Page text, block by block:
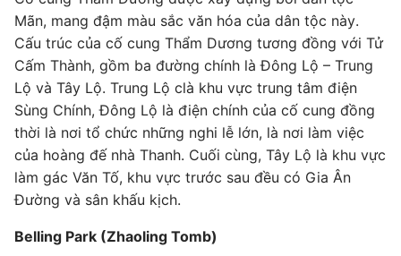
Mãn, mang đậm màu sắc văn hóa của dân tộc này.
Cấu trúc của cố cung Thẩm Dương tương đồng với Tử
Cấm Thành, gồm ba đường chính là Đông Lộ – Trung
Lộ và Tây Lộ. Trung Lộ clà khu vực trung tâm điện
Sùng Chính, Đông Lộ là điện chính của cố cung đồng
thời là nơi tổ chức những nghi lễ lớn, là nơi làm việc
của hoàng đế nhà Thanh. Cuối cùng, Tây Lộ là khu vực
làm gác Văn Tố, khu vực trước sau đều có Gia Ân
Đường và sân khấu kịch.
Belling Park (Zhaoling Tomb)